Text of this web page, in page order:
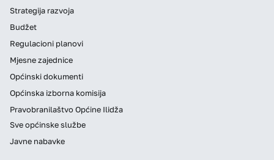
Strategija razvoja
Budžet
Regulacioni planovi
Mjesne zajednice
Općinski dokumenti
Općinska izborna komisija
Pravobranilaštvo Općine Ilidža
Sve općinske službe
Javne nabavke